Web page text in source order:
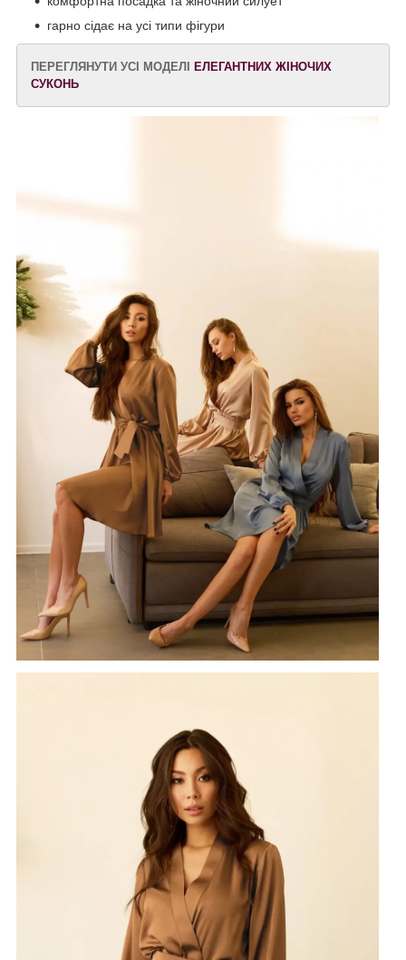
гарно сідає на усі типи фігури
ПЕРЕГЛЯНУТИ УСІ МОДЕЛІ
ЕЛЕГАНТНИХ ЖІНОЧИХ
СУКОНЬ